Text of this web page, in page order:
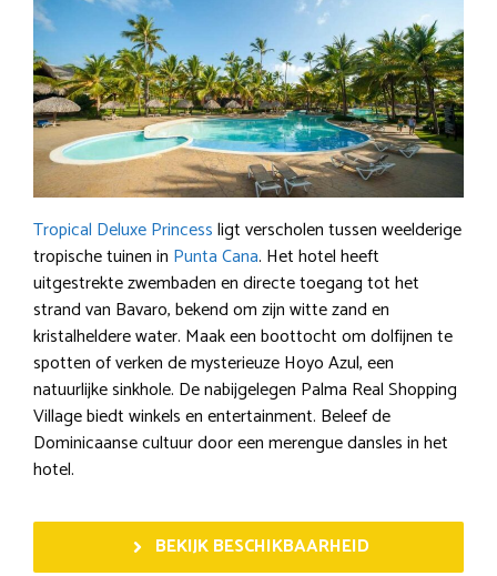
Tropical Deluxe Princessligt verscholen tussen weelderige
tropische tuinen in Punta Cana. Het hotel heeft
uitgestrekte zwembaden en directe toegang tot het
strand van Bavaro, bekend om zijn witte zand en
kristalheldere water. Maak een boottocht om dolfijnen te
spotten of verken de mysterieuze Hoyo Azul, een
natuurlijke sinkhole. De nabijgelegen Palma Real Shopping
Village biedt winkels en entertainment. Beleef de
Dominicaanse cultuur door een merengue dansles in het
hotel.
BEKIJK BESCHIKBAARHEID